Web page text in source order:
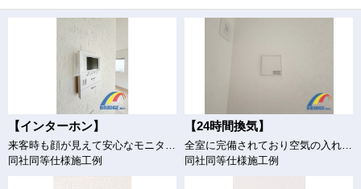
【インターホン】
来客時も顔が見えて安心なモニター付きインターホン
同社同等仕様施工例
【24時間換気】
全室に完備されており空気の入れ替えもバッチリ♪
同社同等仕様施工例